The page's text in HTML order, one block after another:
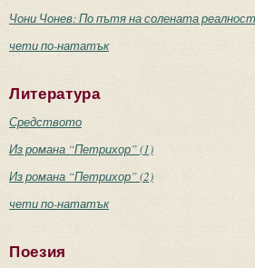
Чони Чонев: По пътя на солената
чети по-нататък
Литература
Средството
Из романа “Петрихор” (1)
Из романа “Петрихор” (2)
чети по-нататък
Поезия